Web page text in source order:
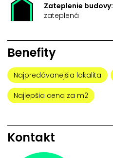
Zateplenie budovy:
zateplená
Benefity
Najpredávanejšia lokalita
Najlepšia cena za m2
Kontakt